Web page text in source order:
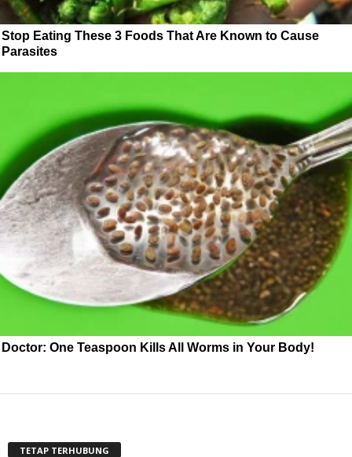
Stop Eating These 3 Foods That Are Known to Cause
Parasites
Doctor: One Teaspoon Kills All Worms in Your Body!
TETAP TERHUBUNG